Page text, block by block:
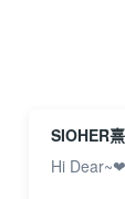
SIOHER
Hi